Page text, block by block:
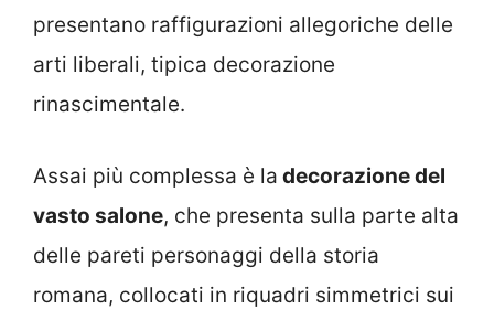
presentano raffigurazioni allegoriche delle
arti liberali, tipica decorazione
rinascimentale.
Assai più complessa è la decorazione del
vasto salone, che presenta sulla parte alta
delle pareti personaggi della storia
romana, collocati in riquadri simmetrici sui